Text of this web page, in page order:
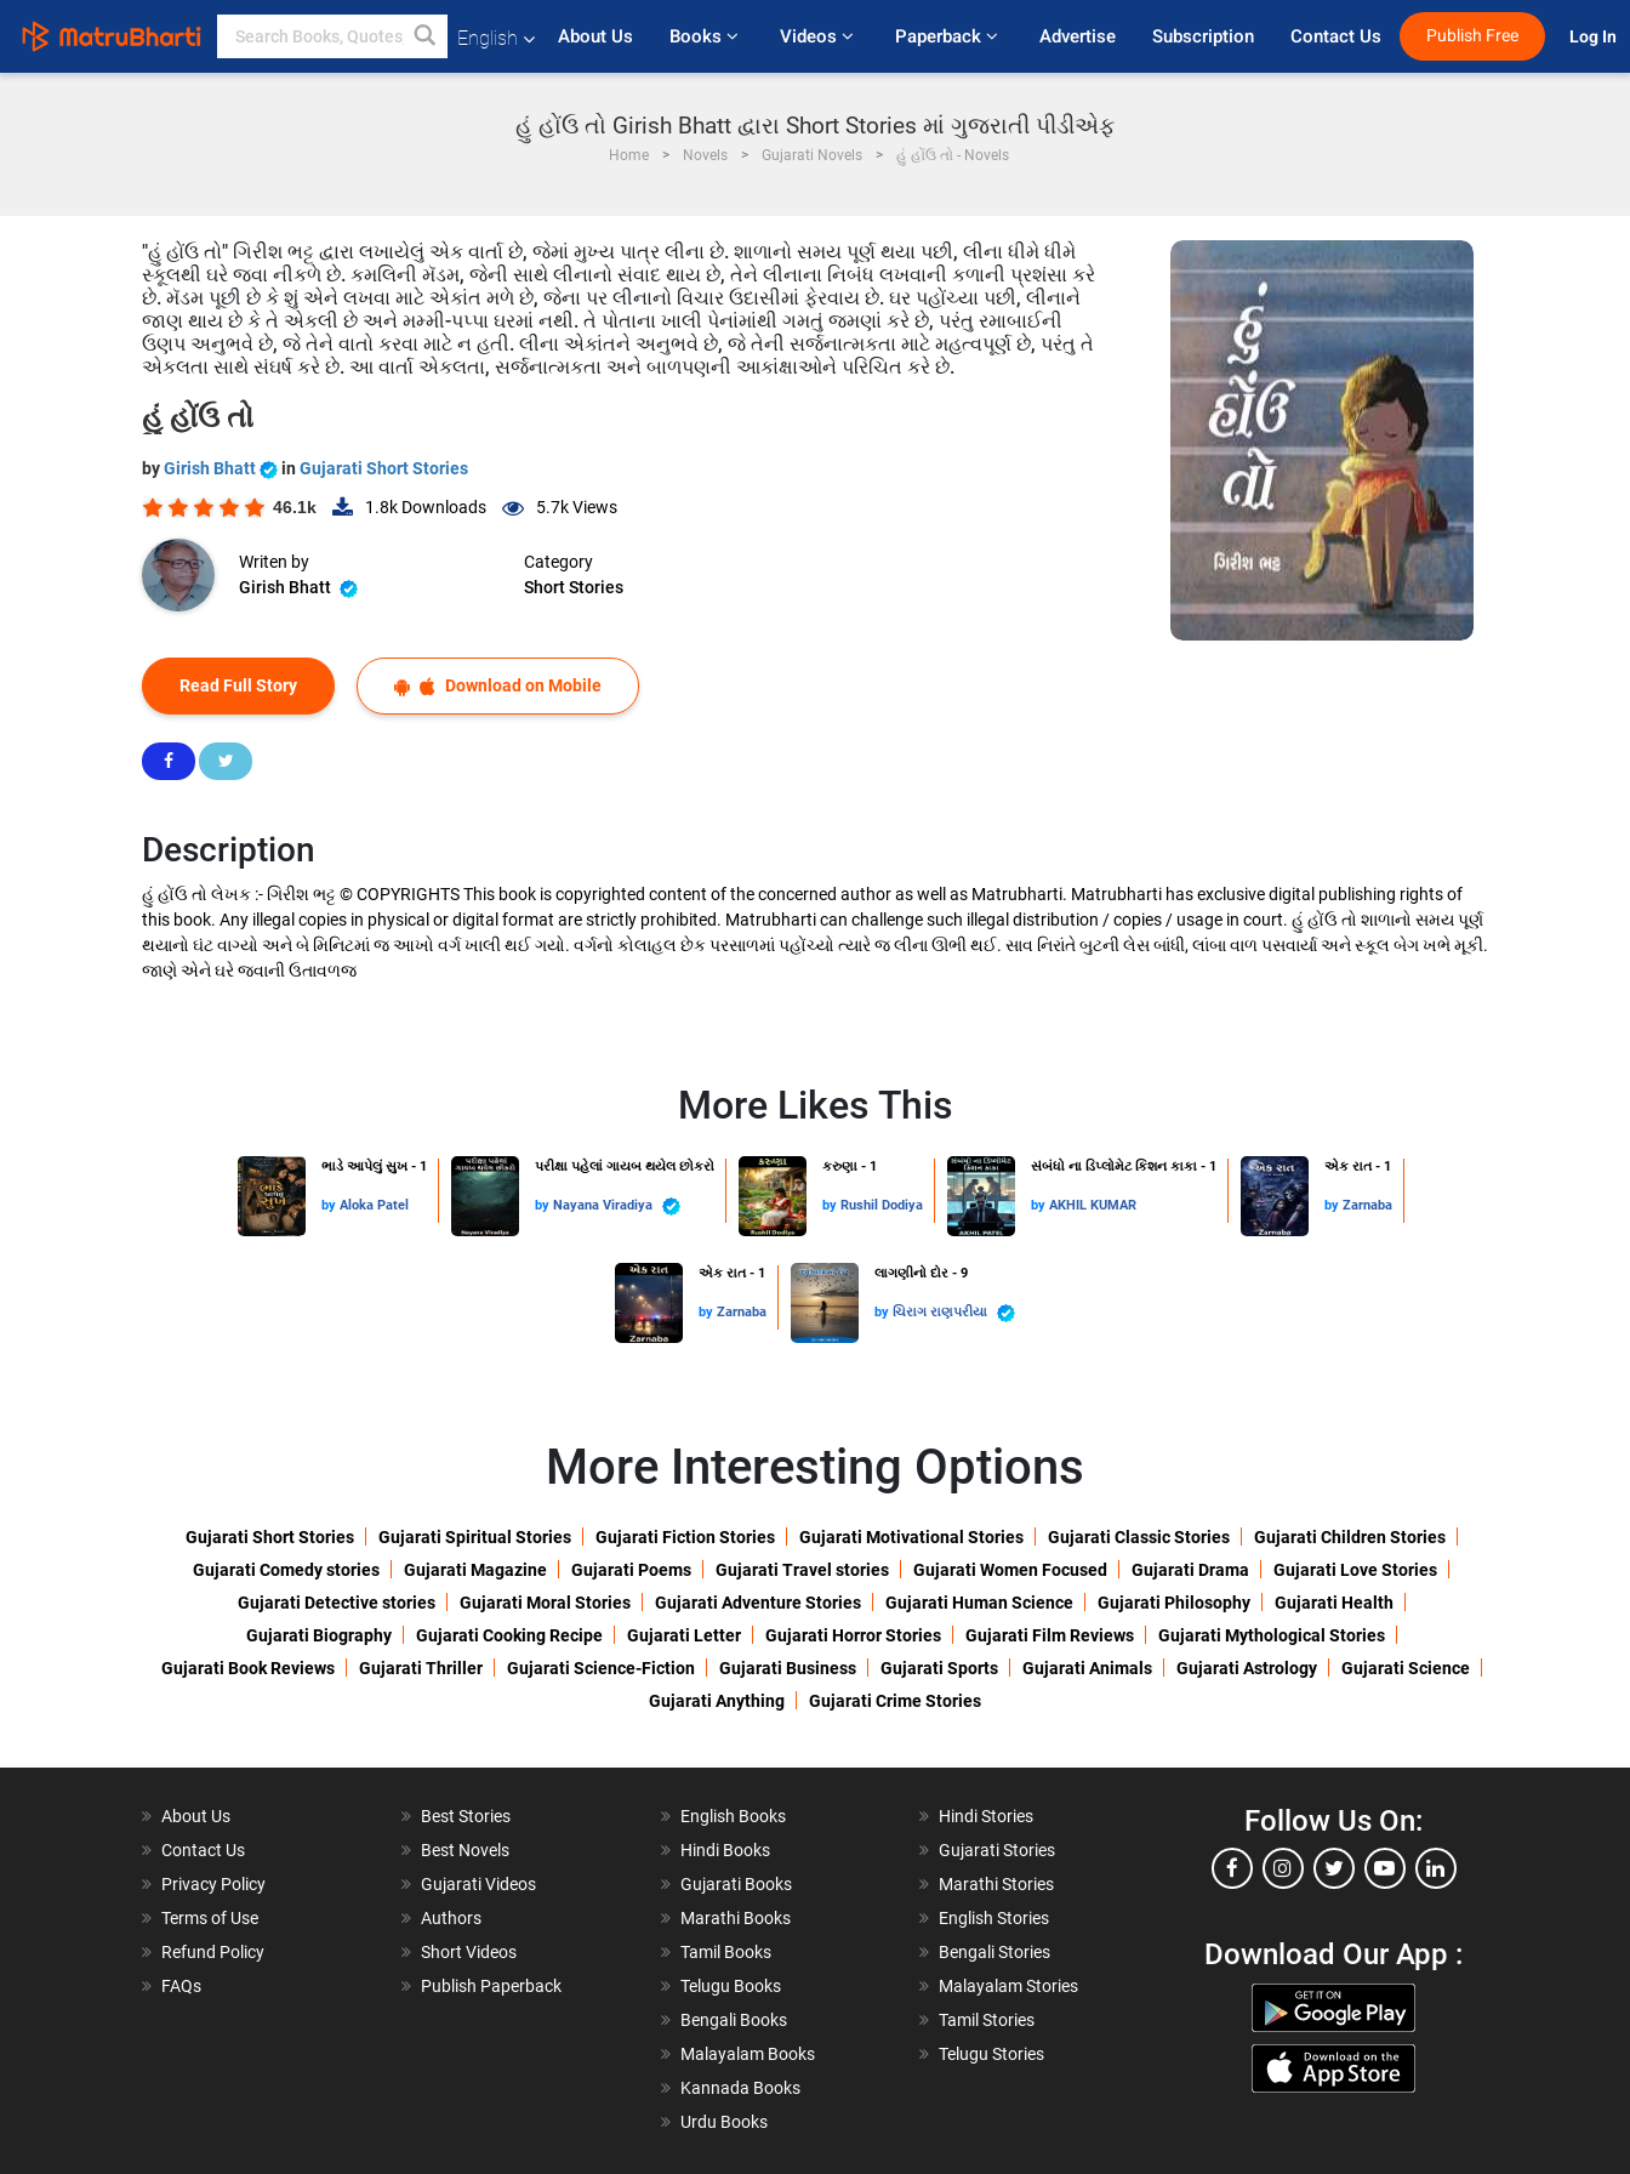
English About Us Books Videos Paperback Advertise Subscription Contact Us Publish Free Log In
હું હોંઉ તો Girish Bhatt દ્વારા Short Stories માં ગુજરાતી પીડીએફ
Home Novels Gujarati Novels હું હોંઉ તો - Novels
"હું હોંઉ તો" ગિરીશ ભટ્ટ દ્વારા લખાયેલું એક વાર્તા છે, જેમાં મુખ્ય પાત્ર લીના છે. શાળાનો સમય પૂર્ણ થયા પછી, લીના ધીમે ધીમે
સ્કૂલથી ઘરે જવા નીકળે છે. કમલિની મૅડમ, જેની સાથે લીનાનો સંવાદ થાય છે, તેને લીનાના નિબંધ લખવાની કળાની પ્રશંસા કરે
છે. મૅડમ પૂછી છે કે શું એને લખવા માટે એકાંત મળે છે, જેના પર લીનાનો વિચાર ઉદાસીમાં ફેરવાય છે. ઘર પહોંચ્યા પછી, લીનાને
જાણ થાય છે કે તે એકલી છે અને મમ્મી-પપ્પા ઘરમાં નથી. તે પોતાના ખાલી પેનાંમાંથી ગમતું જમણાં કરે છે, પરંતુ રમાબાઈની
ઉણપ અનુભવે છે, જે તેને વાતો કરવા માટે ન હતી. લીના એકાંતને અનુભવે છે, જે તેની સર્જનાત્મકતા માટે મહત્વપૂર્ણ છે, પરંતુ તે
એકલતા સાથે સંઘર્ષ કરે છે. આ વાર્તા એકલતા, સર્જનાત્મકતા અને બાળપણની આકાંક્ષાઓને પરિચિત કરે છે.
હું હોંઉ તો
byGirish Bhatt in Gujarati Short Stories
46.1k 1.8k Downloads 5.7kViews
Writen by
Girish Bhatt
Category
Short Stories
Read Full Story Download on Mobile
Description
હું હોંઉ તો લેખક :- ગિરીશ ભટ્ટ © COPYRIGHTS This book is copyrighted content of the concerned author as well as Matrubharti. Matrubharti has exclusive digital publishing rights of
this book. Any illegal copies in physical or digital format are strictly prohibited. Matrubharti can challenge such illegal distribution / copies / usage in court. હું હોંઉ તો શાળાનો સમય પૂર્ણ
થયાનો ઘંટ વાગ્યો અને બે મિનિટમાં જ આખો વર્ગ ખાલી થઈ ગયો. વર્ગનો કોલાહલ છેક પરસાળમાં પહોંચ્યો ત્યારે જ લીના ઊભી થઈ. સાવ નિરાંતે બુટની લેસ બાંધી, લાંબા વાળ પસવાર્યા અને સ્કૂલ બેગ ખભે મૂકી.
જાણે એને ઘરે જવાની ઉતાવળજ
More Likes This
ભાડે આપેલું સુખ - 1
by Aloka Patel
પરીક્ષા પહેલાં ગાયબ થયેલ છોકરો
by Nayana Viradiya
કરુણા - 1
by Rushil Dodiya
સંબંધો ના ડિપ્લોમેટ કિશન કાકા - 1
by AKHIL KUMAR
એક રાત - 1
by Zarnaba
એક રાત - 1
by Zarnaba
લાગણીનો દોર - 9
by ચિરાગ રાણપરીયા
More Interesting Options
Gujarati Short Stories Gujarati Spiritual Stories Gujarati Fiction Stories Gujarati Motivational Stories Gujarati Classic Stories
Gujarati Children Stories
Gujarati Comedy stories
Gujarati Magazine Gujarati Poems Gujarati Travel stories Gujarati Women Focused Gujarati Drama
Gujarati Love Stories
Gujarati Detective stories
Gujarati Moral Stories Gujarati Adventure Stories Gujarati Human Science Gujarati Philosophy
Gujarati Health
Gujarati Biography
Gujarati Cooking Recipe Gujarati Letter Gujarati Horror Stories Gujarati Film Reviews
Gujarati Mythological Stories
Gujarati Book Reviews
Gujarati Thriller Gujarati Science-Fiction Gujarati Business Gujarati Sports Gujarati Animals Gujarati Astrology
Gujarati Science
Gujarati Anything
Gujarati Crime Stories
About Us
Contact Us
Privacy Policy
Terms of Use
Refund Policy
FAQs
Best Stories
Best Novels
Gujarati Videos
Authors
Short Videos
Publish Paperback
English Books
Hindi Books
Gujarati Books
Marathi Books
Tamil Books
Telugu Books
Bengali Books
Malayalam Books
Kannada Books
Urdu Books
Hindi Stories
Gujarati Stories
Marathi Stories
English Stories
Bengali Stories
Malayalam Stories
Tamil Stories
Telugu Stories
Follow Us On:
Download Our App :